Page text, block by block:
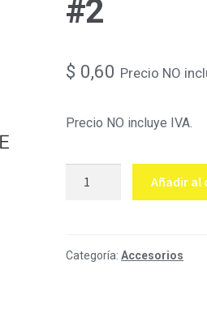
#2
$ 0,60 Precio NO
Precio NO incluye IVA.
cantidad
Añadir al
Categoría:Accesorios